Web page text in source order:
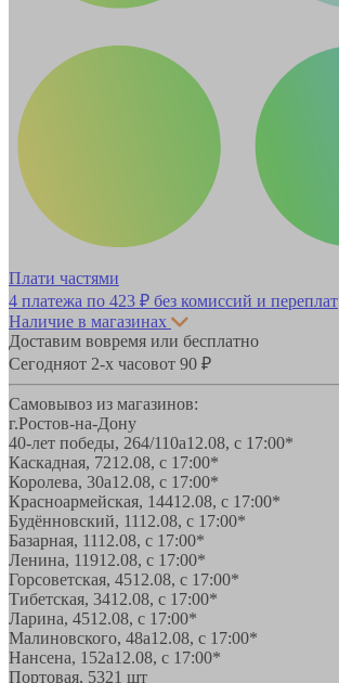
Плати частями
4 платежа по 423 ₽ без комиссий и переплат
Наличие в магазинах
Доставим вовремя или бесплатно
Сегодняот 2-х часовот 90 ₽
Самовывоз из магазинов:
г.Ростов-на-Дону
40-лет победы, 264/110а12.08, с 17:00*
Каскадная, 7212.08, с 17:00*
Королева, 30а12.08, с 17:00*
Красноармейская, 14412.08, с 17:00*
Будённовский, 1112.08, с 17:00*
Базарная, 1112.08, с 17:00*
Ленина, 11912.08, с 17:00*
Горсоветская, 4512.08, с 17:00*
Тибетская, 3412.08, с 17:00*
Ларина, 4512.08, с 17:00*
Малиновского, 48а12.08, с 17:00*
Нансена, 152а12.08, с 17:00*
Портовая, 5321 шт